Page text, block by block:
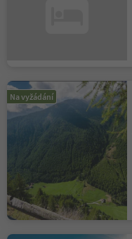
Na vyžádání